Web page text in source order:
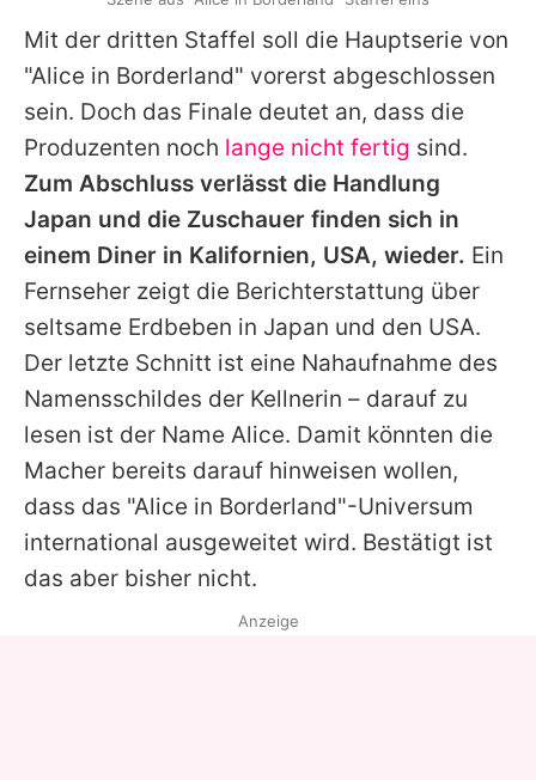
Mit der dritten Staffel soll die Hauptserie von
"Alice in Borderland" vorerst abgeschlossen
sein. Doch das Finale deutet an, dass die
Produzenten noch lange nicht fertig sind.
Zum Abschluss verlässt die Handlung
Japan und die Zuschauer finden sich in
einem Diner in Kalifornien, USA, wieder. Ein
Fernseher zeigt die Berichterstattung über
seltsame Erdbeben in Japan und den USA.
Der letzte Schnitt ist eine Nahaufnahme des
Namensschildes der Kellnerin – darauf zu
lesen ist der Name Alice. Damit könnten die
Macher bereits darauf hinweisen wollen,
dass das "Alice in Borderland"-Universum
international ausgeweitet wird. Bestätigt ist
das aber bisher nicht.
Anzeige